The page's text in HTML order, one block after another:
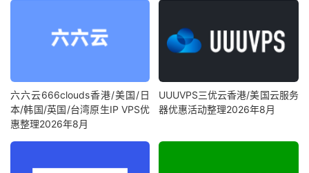
六六云666clouds香港/美国/日
本/韩国/英国/台湾原生IP VPS优
惠整理2026年8月
UUUVPS三优云香港/美国云服务
器优惠活动整理2026年8月